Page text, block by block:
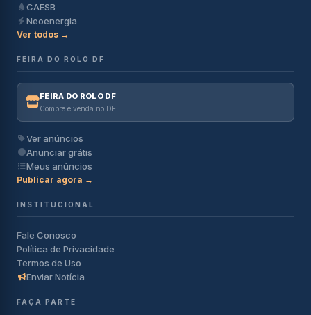
CAESB
Neoenergia
Ver todos →
FEIRA DO ROLO DF
FEIRA DO ROLO DF
Compre e venda no DF
Ver anúncios
Anunciar grátis
Meus anúncios
Publicar agora →
INSTITUCIONAL
Fale Conosco
Política de Privacidade
Termos de Uso
Enviar Notícia
FAÇA PARTE